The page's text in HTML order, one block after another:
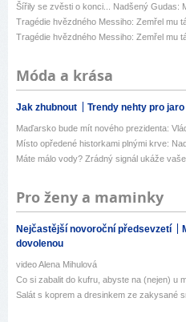
Šířily se zvěsti o konci... Nadšený Gudas:
Tragédie hvězdného Messiho: Zemřel mu
Tragédie hvězdného Messiho: Zemřel mu
Móda a krása
Jak zhubnout Trendy nehty pro jaro
Maďarsko bude mít nového prezidenta:
Místo opředené historkami plnými krve:
Máte málo vody? Zrádný signál ukáže
Pro ženy a maminky
Nejčastější novoroční předsevzetí
dovolenou
video Alena Mihulová
Co si zabalit do kufru, abyste na (nejen) u
Salát s koprem a dresinkem ze zakysané